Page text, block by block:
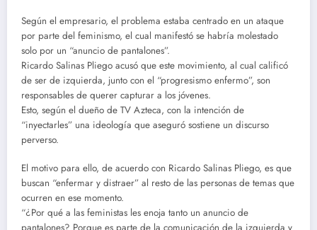
Según el empresario, el problema estaba centrado en un ataque
por parte del feminismo, el cual manifestó se habría molestado
solo por un “anuncio de pantalones”.
Ricardo Salinas Pliego acusó que este movimiento, al cual calificó
de ser de izquierda, junto con el “progresismo enfermo”, son
responsables de querer capturar a los jóvenes.
Esto, según el dueño de TV Azteca, con la intención de
“inyectarles” una ideología que aseguró sostiene un discurso
perverso.
El motivo para ello, de acuerdo con Ricardo Salinas Pliego, es que
buscan “enfermar y distraer” al resto de las personas de temas que
ocurren en ese momento.
“¿Por qué a las feministas les enoja tanto un anuncio de